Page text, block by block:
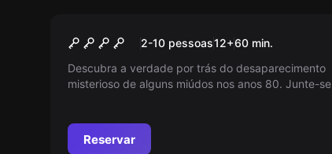
Stranger Room
2-10 pessoas12+60 min.
Descubra a verdade por trás do desaparecimento
misterioso de alguns miúdos nos anos 80. Junte-se
sempre. Jogos de arcade, vhs, spectrum e D&D te
esperam!
Reservar